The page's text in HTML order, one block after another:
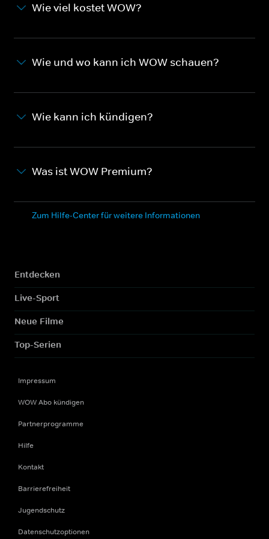
Wie viel kostet WOW?
Wie und wo kann ich WOW schauen?
Wie kann ich kündigen?
Was ist WOW Premium?
Zum Hilfe-Center für weitere Informationen
Entdecken
Live-Sport
Neue Filme
Top-Serien
Impressum
WOW Abo kündigen
Partnerprogramme
Hilfe
Kontakt
Barrierefreiheit
Jugendschutz
Datenschutzoptionen